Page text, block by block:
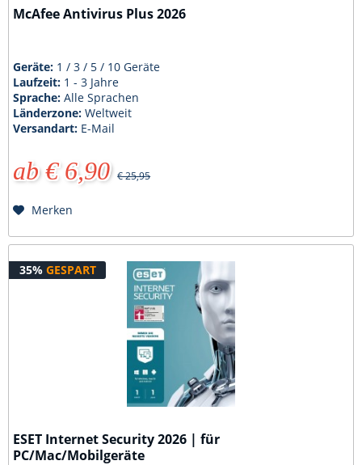
McAfee Antivirus Plus 2026
Geräte: 1 / 3 / 5 / 10 Geräte
Laufzeit: 1 - 3 Jahre
Sprache:Alle Sprachen
Länderzone:Weltweit
Versandart: E-Mail
ab € 6,90 € 25,95
Merken
35% GESPART
ESET Internet Security 2026 | für
PC/Mac/Mobilgeräte